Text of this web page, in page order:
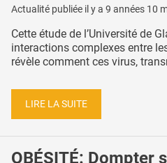
Actualité publiée il y a 9 années 10
Cette étude de l’Université de
interactions complexes entre
révèle comment ces virus,
LIRE LA SUITE
OBÉSITÉ: Dompter